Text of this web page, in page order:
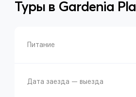
Туры в Gardenia
Питание
Дата заезда — выезда